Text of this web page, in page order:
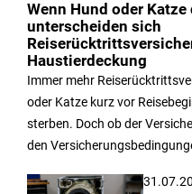
Wenn Hund oder
unterscheiden sich
Haustierdeckung
Immer mehr
oder Katze kurz vor
sterben. Doch ob der
den